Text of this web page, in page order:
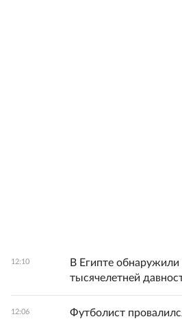
12:10
В Египте обнаружили
тысячелетней
12:06
Футболист